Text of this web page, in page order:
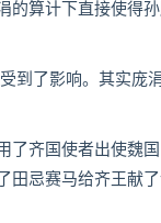
算计下直接使得
到了影响。其实庞
了齐国使者出使魏
田忌赛马给齐王献